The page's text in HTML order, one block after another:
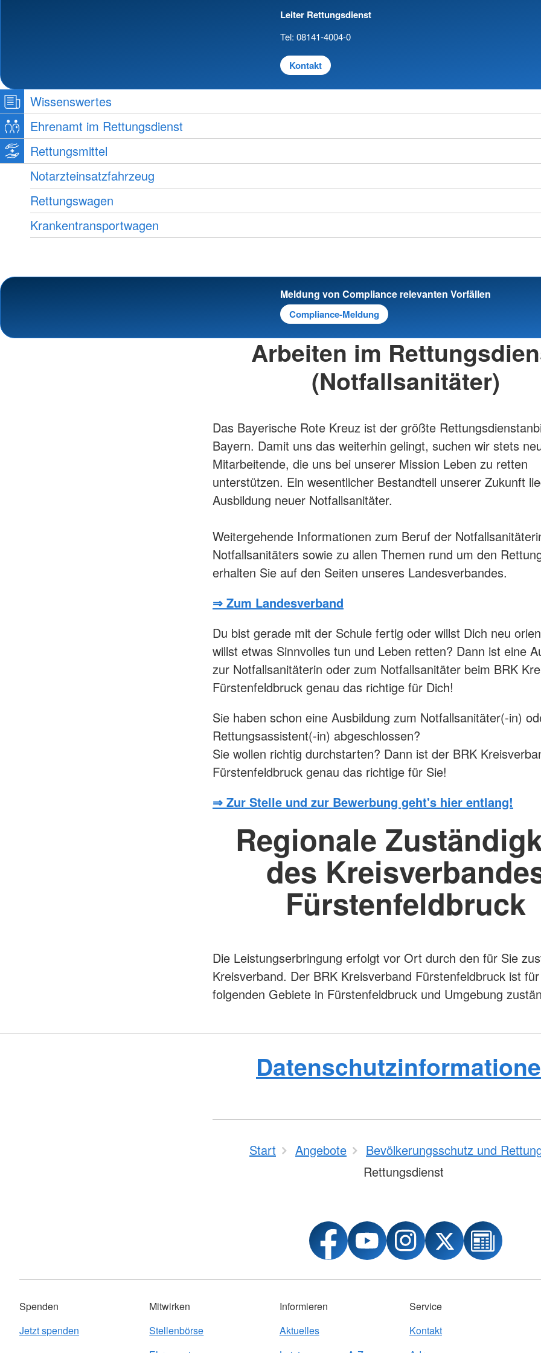
Leiter Rettungsdienst
Tel: 08141-4004-0
Kontakt
Wissenswertes
Ehrenamt im Rettungsdienst
Rettungsmittel
Notarzteinsatzfahrzeug
Rettungswagen
Krankentransportwagen
Meldung von Compliance relevanten Vorfällen
Compliance-Meldung
Arbeiten im
(Notfallsanitäter)
Das Bayerische Rote Kreuz ist der größte
Bayern. Damit uns das weiterhin gelingt, suchen wir stets
Mitarbeitende, die uns bei unserer Mission Leben zu retten
unterstützen. Ein wesentlicher Bestandteil unserer Zukunft
Ausbildung neuer Notfallsanitäter.
Weitergehende Informationen zum Beruf der
Notfallsanitäters sowie zu allen Themen rund um den
erhalten Sie auf den Seiten unseres Landesverbandes.
⇒ Zum Landesverband
Du bist gerade mit der Schule fertig oder willst Dich neu
willst etwas Sinnvolles tun und Leben retten? Dann ist eine
zur Notfallsanitäterin oder zum Notfallsanitäter beim BRK
Fürstenfeldbruck genau das richtige für Dich!
Sie haben schon eine Ausbildung zum Notfallsanitäter(-in)
Rettungsassistent(-in) abgeschlossen?
Sie wollen richtig durchstarten? Dann ist der BRK
Fürstenfeldbruck genau das richtige für Sie!
⇒ Zur Stelle und zur Bewerbung geht's hier entlang!
Regionale
des
Fürstenfeldbruck
Die Leistungserbringung erfolgt vor Ort durch den für Sie
Kreisverband. Der BRK Kreisverband Fürstenfeldbruck ist
folgenden Gebiete in Fürstenfeldbruck und Umgebung
Start Angebote
Bevölkerungsschutz und
Rettungsdienst
Spenden
Jetzt spenden
Mitwirken
Stellenbörse
Informieren
Aktuelles
Service
Kontakt